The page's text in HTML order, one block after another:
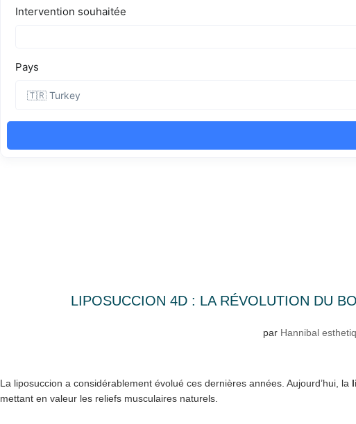
LIPOSUCCION 4D : LA RÉVOLUTION DU
par Hannibal
La liposuccion a considérablement évolué ces dernières années. Aujourd’hui, la
mettant en valeur les reliefs musculaires naturels.